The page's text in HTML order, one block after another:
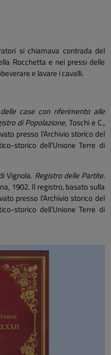
si chiamava contrada del
Rocchetta e nei pressi delle
e lavare i cavalli.
case con riferimento alle
di Popolazione, Toschi e C.,
presso l’Archivio storico del
storico dell’Unione Terre di
Vignola. Registro delle Partite.
1902. Il registro, basato sulla
presso l’Archivio storico del
storico dell’Unione Terre di